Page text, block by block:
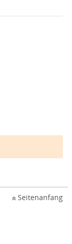
Seitenanfang